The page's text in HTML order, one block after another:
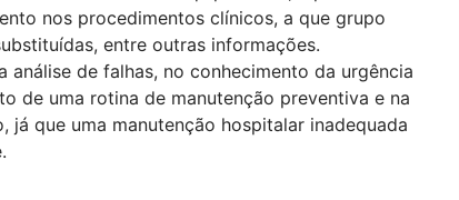
nos procedimentos clínicos, a que grupo
entre outras informações.
de falhas, no conhecimento da urgência
de uma rotina de manutenção preventiva e na
que uma manutenção hospitalar inadequada